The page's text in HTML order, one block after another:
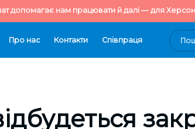
допомагає нам працювати й далі — для
Про нас Контакти Cпівпраця